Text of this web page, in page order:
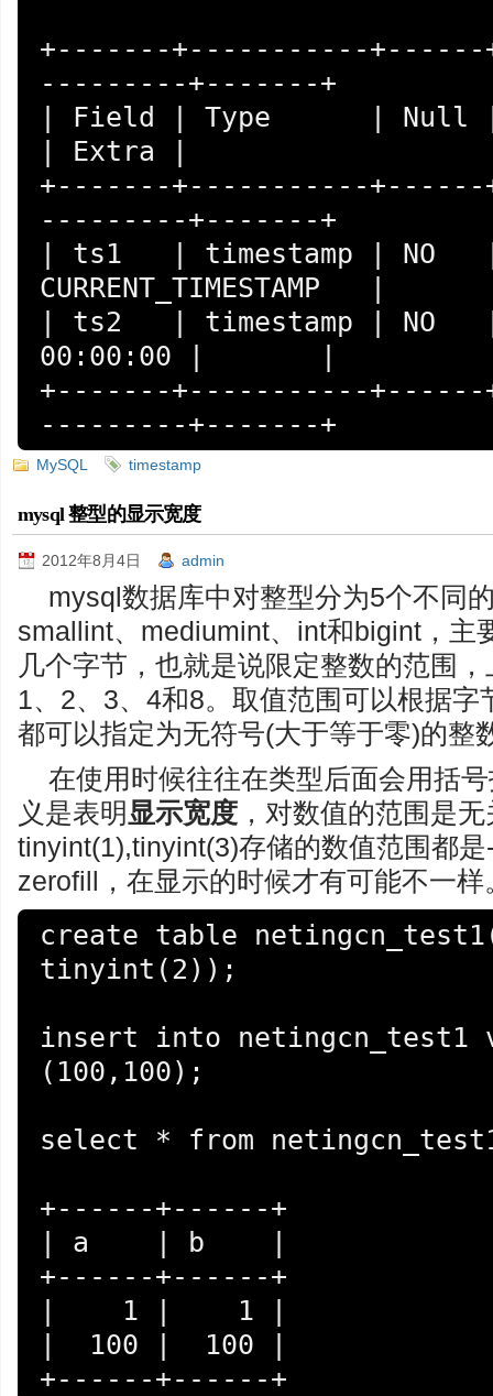
+-------+-----------
---------+-------+
| Field | Type      | Null |
| Extra |
+-------+-----------
---------+-------+
| ts1   | timestamp | NO
CURRENT_TIMESTAMP   |
| ts2   | timestamp | NO
00:00:00 |       |
+-------+-----------
---------+-------+
MySQL timestamp
mysql 整型的显示宽度
2012年8月4日 admin
mysql数据库中对整型分为5个不同
smallint、mediumint、int和bigint，主
几个字节，也就是说限定整数的范围
1、2、3、4和8。取值范围可以根据
都可以指定为无符号(大于等于零)的整
在使用时候往往在类型后面会用括
义是表明 显示宽度 ，对数值的范围是
tinyint(1),tinyint(3)存储的数值范围都
zerofill，在显示的时候才有可能不一样
create table
tinyint(2));
insert into netingcn_test1
(100,100);
select * from
+------+------+
| a    | b    |
+------+------+
|    1 |    1 |
|  100 |  100 |
+------+------+